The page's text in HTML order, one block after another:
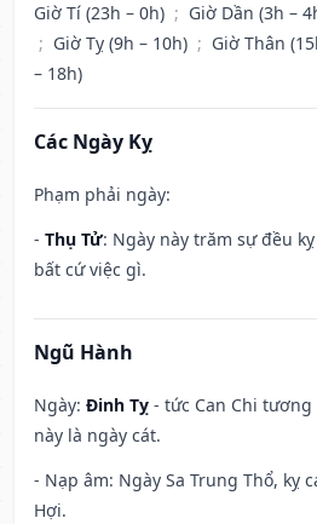
Giờ Tí (23h – 0h) ; Giờ Dần (3h –
; Giờ Tỵ (9h – 10h) ; Giờ Thân
– 18h)
Các Ngày Kỵ
Phạm phải ngày:
- Thụ Tử: Ngày này trăm sự đều
bất cứ việc gì.
Ngũ Hành
Ngày: Đinh Tỵ - tức Can Chi
này là ngày cát.
- Nạp âm: Ngày Sa Trung Thổ, kỵ
Hợi.